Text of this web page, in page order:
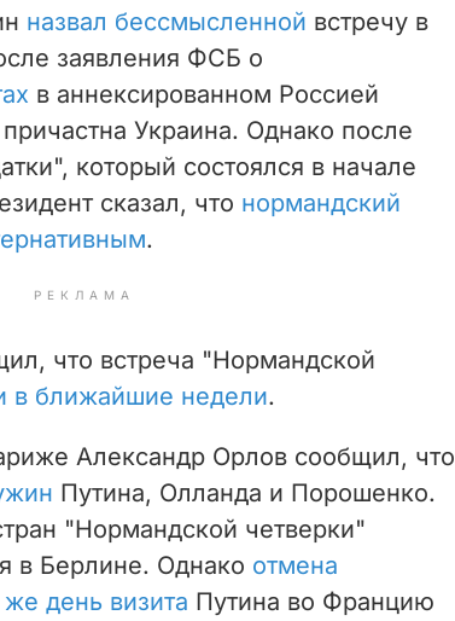
назвал бессмысленной встречу в
заявления ФСБ о
в аннексированном Россией
причастна Украина. Однако после
который состоялся в начале
сказал, что нормандский
.
РЕКЛАМА
что встреча "Нормандской
в ближайшие недели.
Александр Орлов сообщил, что
Путина, Олланда и Порошенко.
"Нормандской четверки"
в Берлине. Однако отмена
день визита Путина во Францию